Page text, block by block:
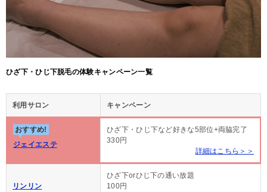
ひざ下・ひじ下脱毛の体験キャンペーン一覧
利用サロン キャンペーン
おすすめ!
ジェイエステ
ひざ下・ひじ下など好きな5部位+両脇完了
330円
詳細はこちら＞＞
リンリン
ひざ下orひじ下の通い放題
100円